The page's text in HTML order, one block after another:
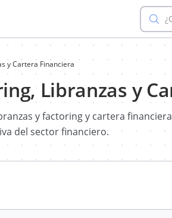
y Cartera Financiera
Libranzas y
y factoring y cartera
del sector financiero.